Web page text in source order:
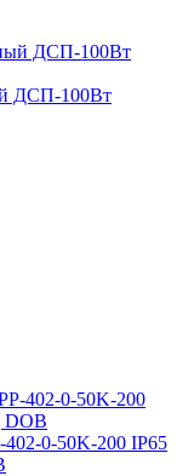
ДСП-100Вт
402-0-50K-200 IP65